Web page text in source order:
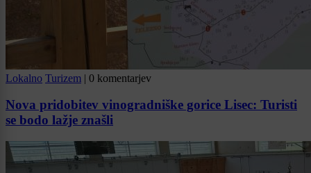
Lokalno Turizem | 0 komentarjev
Nova pridobitev vinogradniške gorice Lisec: Turisti
se bodo lažje znašli